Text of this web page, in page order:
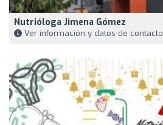
Nutrióloga Jimena Gómez
Ver información y datos de contacto